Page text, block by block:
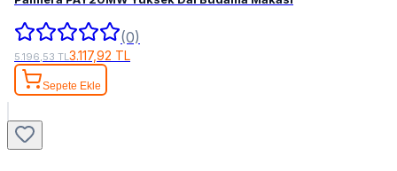
(0)
5.196,53 TL3.117,92 TL
Sepete Ekle